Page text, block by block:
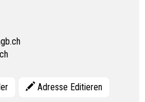
Adresse Editieren